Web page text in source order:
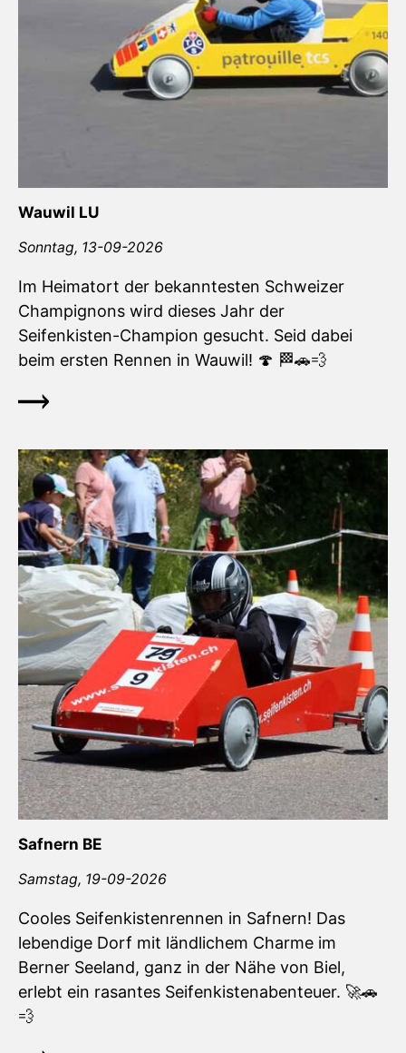
Wauwil LU
Sonntag, 13-09-2026
Im Heimatort der bekanntesten Schweizer
Champignons wird dieses Jahr der
Seifenkisten-Champion gesucht. Seid dabei
beim ersten Rennen in Wauwil! 🍄 🏁🚗💨
Safnern BE
Samstag, 19-09-2026
Cooles Seifenkistenrennen in Safnern! Das
lebendige Dorf mit ländlichem Charme im
Berner Seeland, ganz in der Nähe von Biel,
erlebt ein rasantes Seifenkistenabenteuer. 🚀🚗
💨